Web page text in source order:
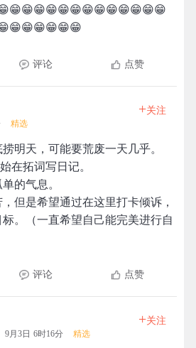
评论 点赞
精选
+关注
明天，可能要荒废一天几乎。
在拓词写日记。
的气息。
但是希望通过在这里打卡倾诉，
。（一直希望自己能完美进行自
评论 点赞
9月3日 6时16分 精选
+关注